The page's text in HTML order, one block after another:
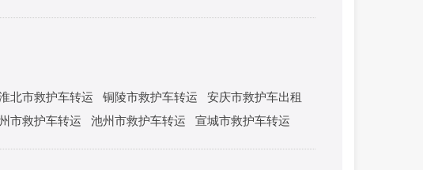
北市救护车转运 铜陵市救护车转运
安庆市救护车出租
市救护车转运 池州市救护车转运 宣城市救护车转运